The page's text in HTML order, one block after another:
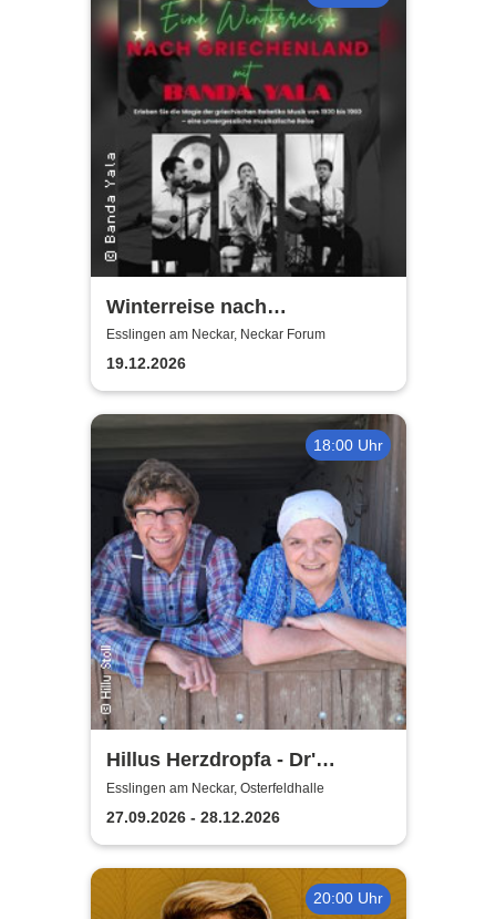
Winterreise nach
Griechenland mit Banda Yala
Esslingen am Neckar, Neckar Forum
19.12.2026
18:00 Uhr
Hillus Herzdropfa - Dr'
normale Wahnsinn!
Esslingen am Neckar, Osterfeldhalle
27.09.2026 - 28.12.2026
20:00 Uhr